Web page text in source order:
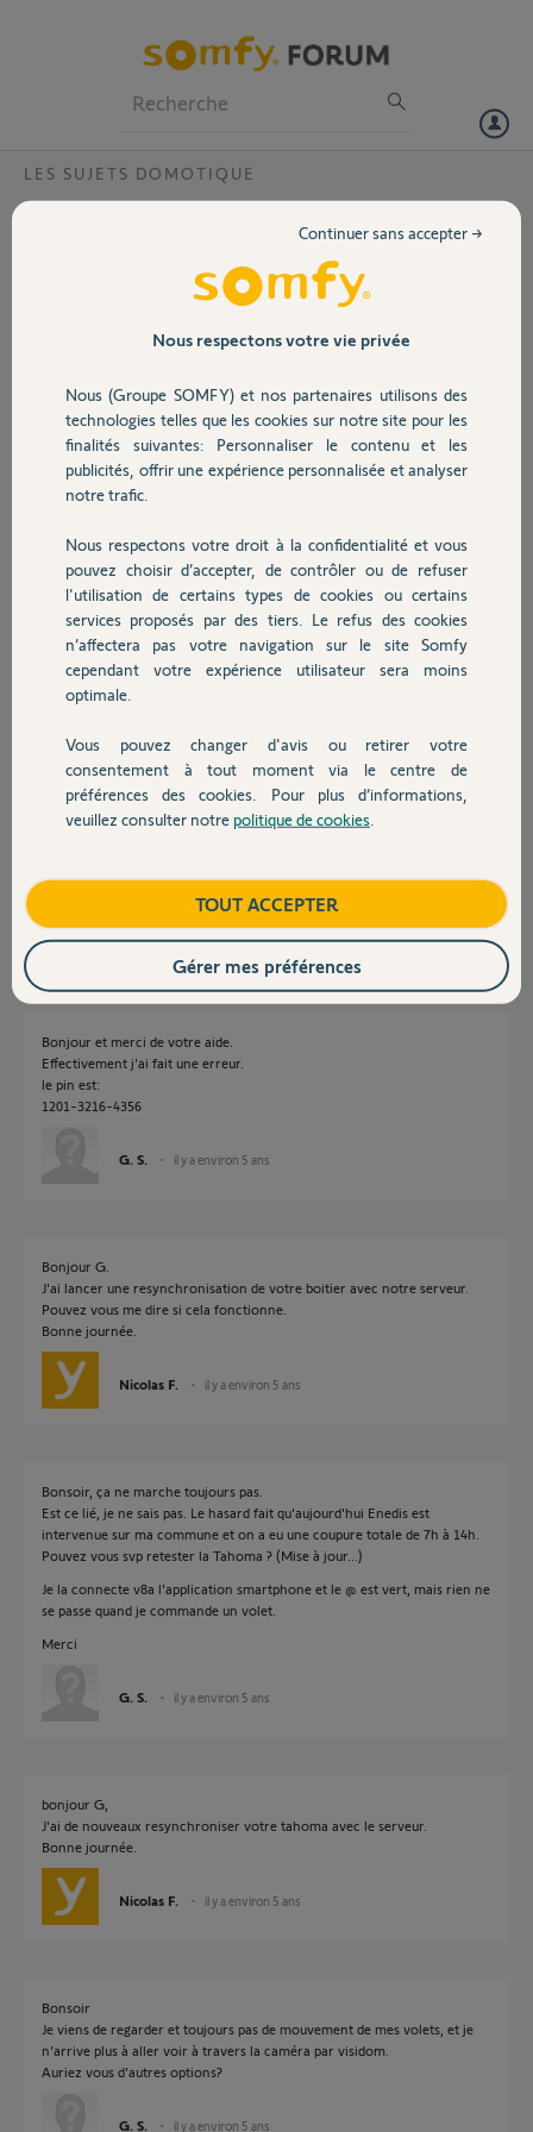
Volet
Sécurité
Domotique
Chauffage
Autres produits
Devis avec un pro
Contact
LES SUJETS DOMOTIQUE
Tahoma ne pilote plus mes appareils ?
Suite à la dernière mise à jour, ma Tahoma est restée en rouge et
plus rien. L'ensemble de mes appareils sont en manuel.
Pouvez svp m'aider, sans doute Un Yellow ?
Mon pin tahoma est 1202-3216-4356
G. S.
il y a environ 5 ans
Participer au fil de discussion
Réponses
Bonjour G.
Bonne journée.
Bonjour et merci de votre aide.
Effectivement j'ai fait une erreur.
le pin est:
1201-3216-4356
G. S. il y a environ 5 ans
Bonjour G.
J'ai lancer une resynchronisation de votre boitier avec notre serveur.
Pouvez vous me dire si cela fonctionne.
Bonne journée.
Nicolas F. il y a environ 5 ans
Bonsoir, ça ne marche toujours pas.
Est ce lié, je ne sais pas. Le hasard fait qu'aujourd'hui Enedis est
intervenue sur ma commune et on a eu une coupure totale de 7h à 14h.
Pouvez vous svp retester la Tahoma ? (Mise à jour...)
Je la connecte v8a l'application smartphone et le @ est vert, mais rien ne
se passe quand je commande un volet.
Merci
G. S. il y a environ 5 ans
bonjour G,
J'ai de nouveaux resynchroniser votre tahoma avec le serveur.
Bonne journée.
Nicolas F. il y a environ 5 ans
Bonsoir
Je viens de regarder et toujours pas de mouvement de mes volets, et je
n'arrive plus à aller voir à travers la caméra par visidom.
Auriez vous d'autres options?
G. S. il y a environ 5 ans
Nous respectons votre vie privée
Nous (Groupe SOMFY) et nos partenaires utilisons des
technologies telles que les cookies sur notre site pour les
finalités suivantes: Personnaliser le contenu et les
publicités, offrir une expérience personnalisée et analyser
notre trafic.
Nous respectons votre droit à la confidentialité et vous
pouvez choisir d’accepter, de contrôler ou de refuser
l'utilisation de certains types de cookies ou certains
services proposés par des tiers. Le refus des cookies
n’affectera pas votre navigation sur le site Somfy
cependant votre expérience utilisateur sera moins
optimale.
Vous pouvez changer d'avis ou retirer votre
consentement à tout moment via le centre de
préférences des cookies. Pour plus d’informations,
veuillez consulter notre politique de cookies
Continuer sans accepter →
TOUT ACCEPTER
Gérer mes préférences